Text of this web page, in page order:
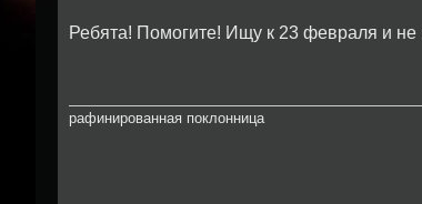
Ребята! Помогите! Ищу к 23 февраля и
рафинированная поклонница